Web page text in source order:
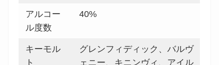
アルコー
ル度数
40%
キーモル
ト
グレンフィディック、バルヴ
ェニー、キニンヴィ、アイル